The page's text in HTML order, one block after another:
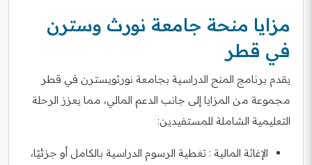
مزايا منحة جامعة نورث وسترن
في قطر
يقدم برنامج المنح الدراسية بجامعة نورثويسترن في قطر
مجموعة من المزايا إلى جانب الدعم المالي، مما يعزز الرحلة
التعليمية الشاملة للمستفيدين:
الإغاثة المالية : تغطية الرسوم الدراسية بالكامل أو جزئيًا،